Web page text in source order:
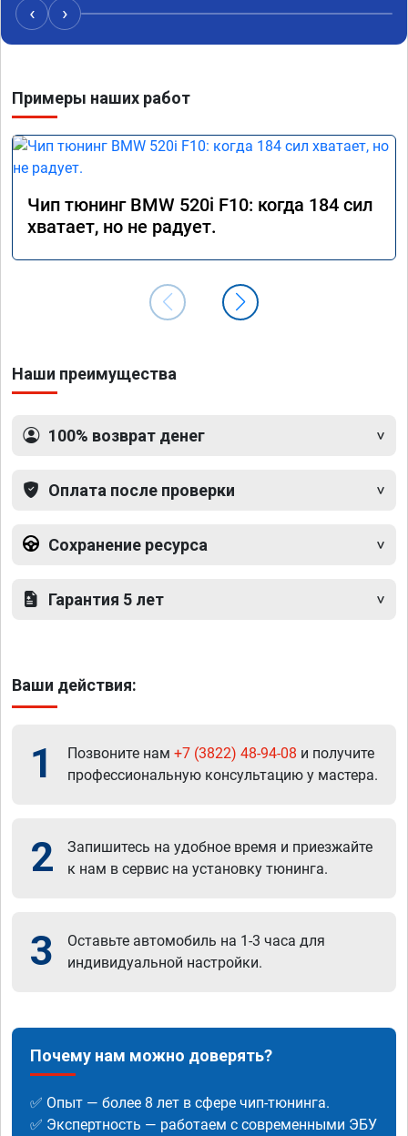
‹ ›
Примеры наших работ
Чип тюнинг BMW 520i F10: когда 184 сил
хватает, но не радует.
Наши преимущества
100% возврат денег
Оплата после проверки
Сохранение ресурса
Гарантия 5 лет
Ваши действия:
1 Позвоните нам +7 (3822) 48-94-08 и получите
профессиональную консультацию у мастера.
2
Запишитесь на удобное время и приезжайте
к нам в сервис на установку тюнинга.
3
Оставьте автомобиль на 1-3 часа для
индивидуальной настройки.
Почему нам можно доверять?
✅ Опыт — более 8 лет в сфере чип-тюнинга.
✅ Экспертность — работаем с современными ЭБУ